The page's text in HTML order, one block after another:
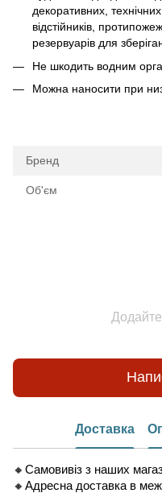
декоративних,
відстійників,
резервуарів для
Не шкодить водним
Можна наносити при
Бренд
Об'єм
Доставка
🔸Самовивіз з наших
🔸Адресна доставка в